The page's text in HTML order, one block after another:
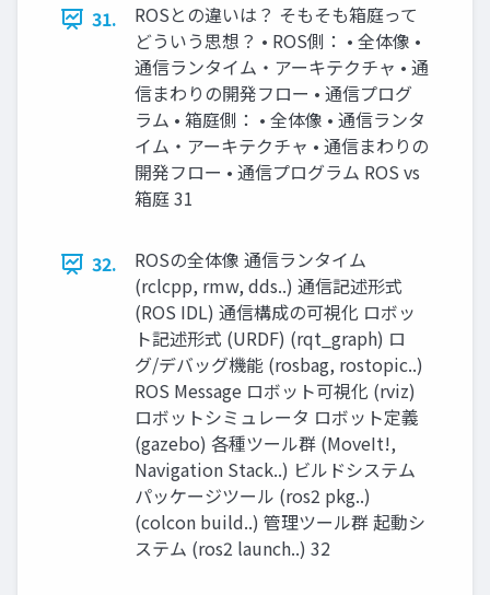
31.
ROSとの違いは？ そもそも箱庭って
どういう思想？ • ROS側： • 全体像 •
通信ランタイム・アーキテクチャ • 通
信まわりの開発フロー • 通信プログ
ラム • 箱庭側： • 全体像 • 通信ランタ
イム・アーキテクチャ • 通信まわりの
開発フロー • 通信プログラム ROS vs
箱庭 31
32.
ROSの全体像 通信ランタイム
(rclcpp, rmw, dds..) 通信記述形式
(ROS IDL) 通信構成の可視化 ロボッ
ト記述形式 (URDF) (rqt_graph) ロ
グ/デバッグ機能 (rosbag, rostopic..)
ROS Message ロボット可視化 (rviz)
ロボットシミュレータ ロボット定義
(gazebo) 各種ツール群 (MoveIt!,
Navigation Stack..) ビルドシステム
パッケージツール (ros2 pkg..)
(colcon build..) 管理ツール群 起動シ
ステム (ros2 launch..) 32